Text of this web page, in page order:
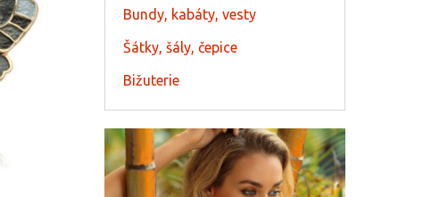
Bundy, kabáty, vesty
Šátky, šály, čepice
Bižuterie